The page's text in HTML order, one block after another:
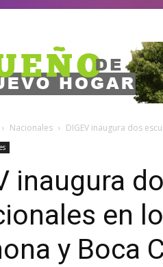
Nacionales DIGEV inaugura dos
inaugura
en
y Boca